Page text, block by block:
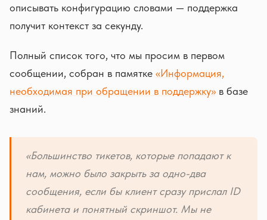
описывать конфигурацию словами — поддержка
получит контекст за секунду.
Полный список того, что мы просим в первом
сообщении, собран в памятке «Информация,
необходимая при обращении в поддержку» в базе
знаний.
«Большинство тикетов, которые попадают к
нам, можно было закрыть за одно-два
сообщения, если бы клиент сразу прислал ID
кабинета и понятный скриншот. Мы не